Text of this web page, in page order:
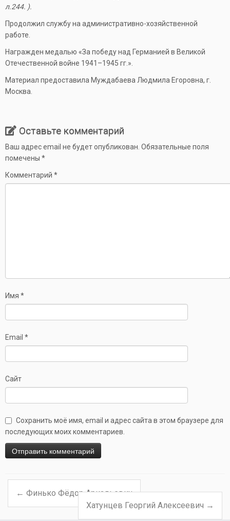
л.244. ).
Продолжил службу на административно-хозяйственной
работе.
Награжден медалью «За победу над Германией в Великой
Отечественной войне 1941–1945 гг.».
Материал предоставила Муждабаева Людмила Егоровна, г.
Москва.
Оставьте комментарий
Ваш адрес email не будет опубликован. Обязательные поля
помечены *
Комментарий *
Имя *
Email *
Сайт
Сохранить моё имя, email и адрес сайта в этом браузере для
последующих моих комментариев.
Навигация по записям
← Финько Фёдор Аркадьевич
Хатунцев Георгий Алексеевич →